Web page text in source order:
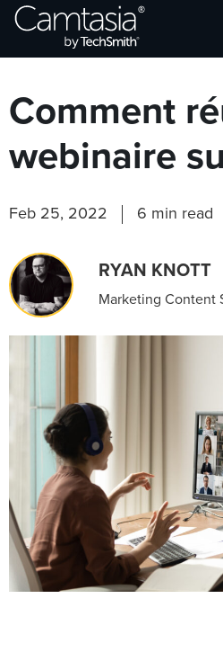
Passer
directement
Browse Categories
Comment
webinaire
Feb 25, 2022 6 min read
RYAN KNOTT
Marketing Content